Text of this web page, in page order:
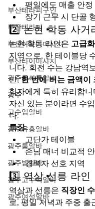
부산테라피구인
부산테라피
부산아로마마사지
부산타이마사지
광주룸싸롱알바
광주
고수입알바
광주유흥알바
광주룸알바
광주밤알바
광주고수익알바
광주여성알바
평일에도 매출 안정
장기 근무 시 단골
2️⃣ 논현·학동 사거
논현·학동 라인은 고급
지역으로, 한 테이블당
니다. 회전 수는 강남역
만, 한 번에 버는 금액이
험자에게 특히 유리합니
자신 있는 분이라면 수
다.
특징
고단가 테이블
손님 매너 비교적
경력자 선호 지역
3️⃣ 역삼·선릉 라인
역삼과 선릉은 직장인
로, 평일 저녁과 주중 출